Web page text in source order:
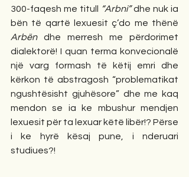
300-faqesh me titull
“Arbni” dhe nuk ia
Arbën dhe merresh me përdorimet
dialektorë! I quan terma konvecionalë
një varg formash të këtij emri dhe
kërkon të abstragosh “problematikat
ngushtësisht gjuhësore” dhe me kaq
mendon se ia ke mbushur mendjen
lexuesit për ta lexuar këtë libër!? Përse
i ke hyrë kësaj pune, i nderuari
studiues?!